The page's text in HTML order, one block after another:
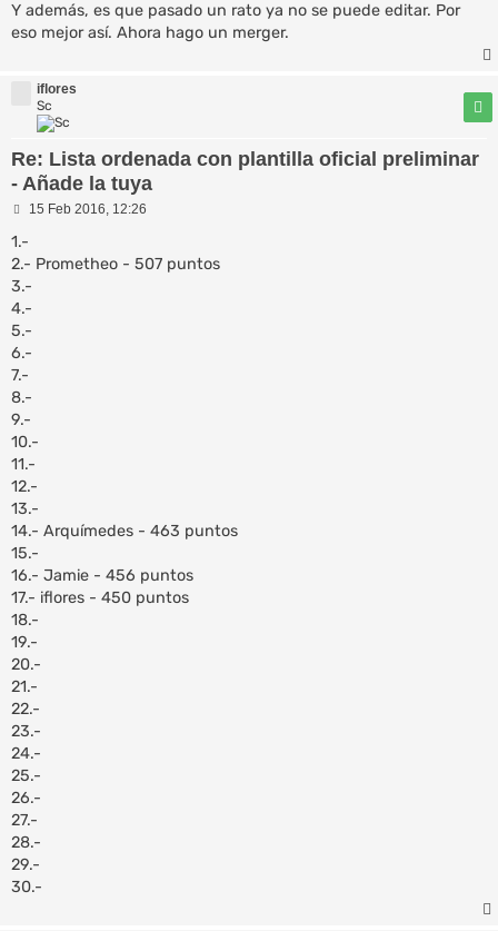
Y además, es que pasado un rato ya no se puede editar. Por
eso mejor así. Ahora hago un merger.
iflores
Sc
Re: Lista ordenada con plantilla oficial preliminar
- Añade la tuya
M
n
a
j
15 Feb 2016, 12:26
1.-
2.- Prometheo - 507 puntos
3.-
4.-
5.-
6.-
7.-
8.-
9.-
10.-
11.-
12.-
13.-
14.- Arquímedes - 463 puntos
15.-
16.- Jamie - 456 puntos
17.- iflores - 450 puntos
18.-
19.-
20.-
21.-
22.-
23.-
24.-
25.-
26.-
27.-
28.-
29.-
30.-